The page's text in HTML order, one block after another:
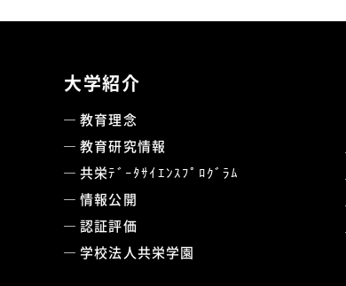
大学紹介
教育理念
教育研究情報
共栄ﾃﾞｰﾀｻｲｴﾝｽﾌﾟﾛｸﾞﾗﾑ
情報公開
認証評価
学校法人共栄学園